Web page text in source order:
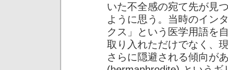
いた不全感の宛て先が見
ように思う。当時のイン
クス」という医学用語を
取り入れただけでなく、
さらに隠避される傾向が